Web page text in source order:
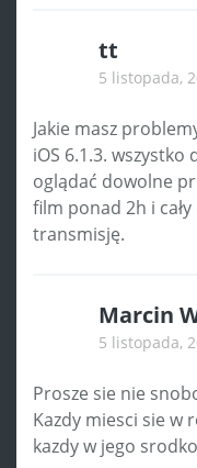
tt
5 listopada,
Jakie masz
iOS 6.1.3. wszystko
oglądać dowolne
film ponad 2h i
transmisję.
Marcin
5 listopada,
Prosze sie nie
Kazdy miesci sie w
kazdy w jego